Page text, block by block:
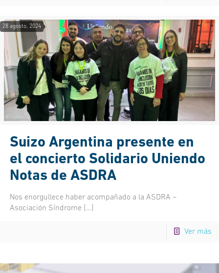
28 agosto, 2024
Suizo Argentina presente en
el concierto Solidario Uniendo
Notas de ASDRA
Nos enorgullece haber acompañado a la ASDRA –
Asociación Síndrome […]
Ver más